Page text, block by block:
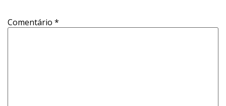
Comentário *